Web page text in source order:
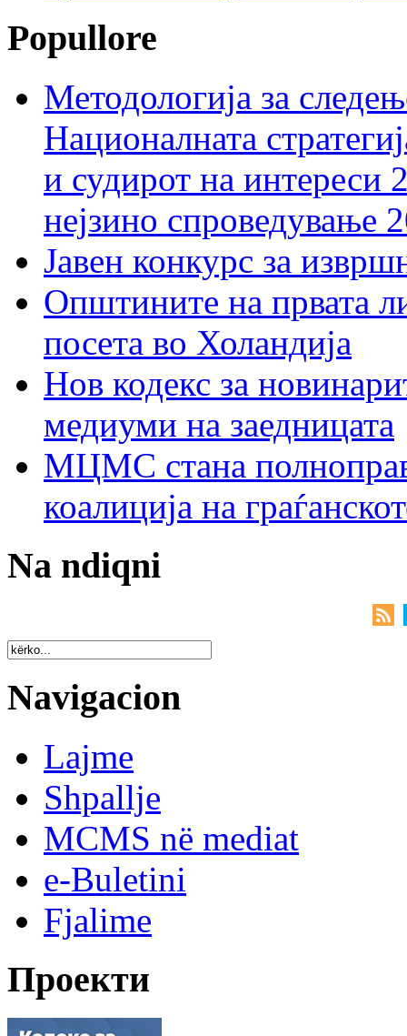
Popullore
Методологија за
Националната
и судирот на интереси
нејзино спроведување
Јавен конкурс за
Општините на првата
посета во Холандија
Нов кодекс за
медиуми на заедницата
МЦМС стана
коалиција на
Na ndiqni
Navigacion
Lajme
Shpallje
MCMS në mediat
e-Buletini
Fjalime
Проекти